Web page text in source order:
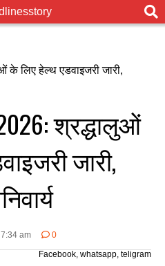
श्रद्धालुओं
जारी,
am
0
Facebook, whatsapp, teligram